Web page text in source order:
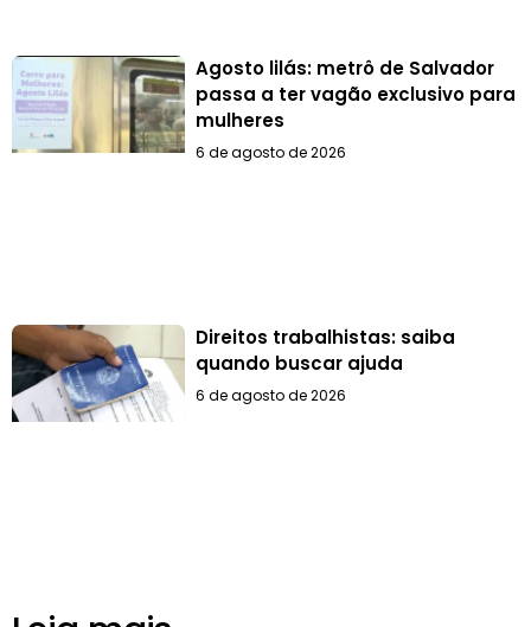
Agosto lilás: metrô de Salvador
passa a ter vagão exclusivo para
mulheres
6 de agosto de 2026
Direitos trabalhistas: saiba
quando buscar ajuda
6 de agosto de 2026